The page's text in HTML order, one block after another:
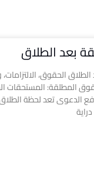
بعد الطلاق
الحقوق، الالتزامات،
المطلقة: المستحقات
الدعوى تعد لحظة